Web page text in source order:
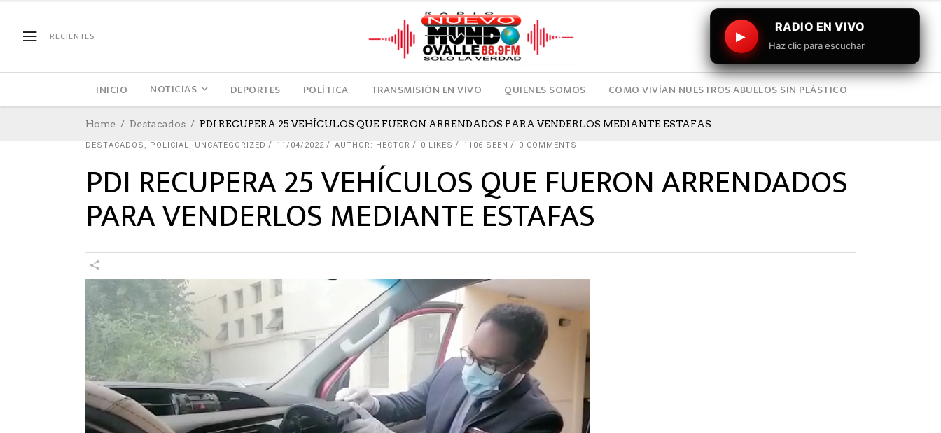
RECIENTES ▶
RADIO EN VIVO
Haz clic para escuchar
INICIO NOTICIAS DEPORTES POLÍTICA TRANSMISIÓN EN VIVO QUIENES SOMOS COMO VIVÍAN NUESTROS ABUELOS SIN PLÁSTICO
Home Destacados PDI RECUPERA 25 VEHÍCULOS QUE FUERON ARRENDADOS PARA VENDERLOS MEDIANTE ESTAFAS
DESTACADOS , POLICIAL, UNCATEGORIZED 11/04/2022 AUTHOR: HECTOR 0 LIKES 1106 SEEN 0 COMMENTS
PDI RECUPERA 25 VEHÍCULOS QUE FUERON ARRENDADOS
PARA VENDERLOS MEDIANTE ESTAFAS